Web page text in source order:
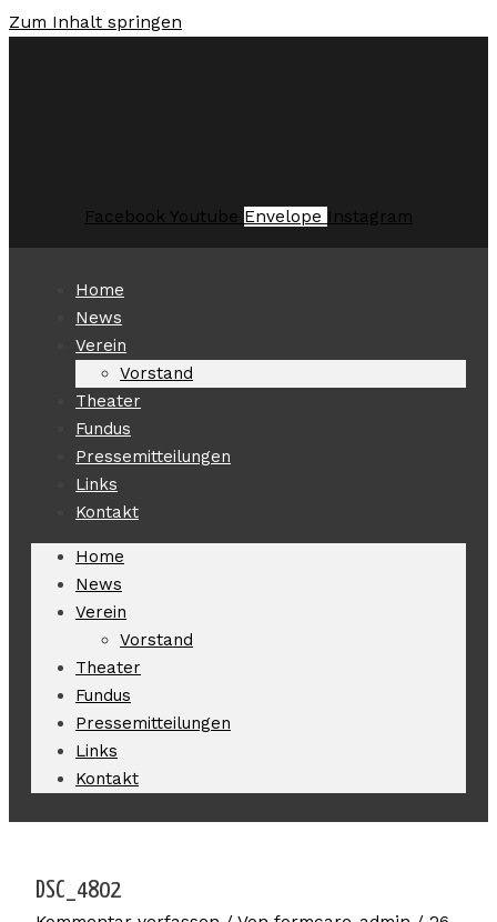
Zum Inhalt springen
Facebook Youtube Envelope Instagram
Home
News
Verein
Vorstand
Theater
Fundus
Pressemitteilungen
Links
Kontakt
Home
News
Verein
Vorstand
Theater
Fundus
Pressemitteilungen
Links
Kontakt
DSC_4802